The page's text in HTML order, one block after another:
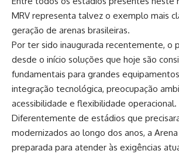
MRV representa talvez o exemplo mais
geração de arenas brasileiras.
Por ter sido inaugurada recentemente, o
desde o início soluções que hoje são
fundamentais para grandes
integração tecnológica, preocupação
acessibilidade e flexibilidade operacional.
Diferentemente de estádios que
modernizados ao longo dos anos, a Arena
preparada para atender às exigências